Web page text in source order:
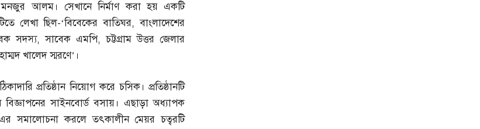
আলম। সেখানে নির্মাণ করা হয় একটি
লেখা ছিল-‘বিবেকের বাতিঘর,বাংলাদেশের
সদস্য,সাবেক এমপি,চট্টগ্রাম উত্তর জেলার
খালেদ স্মরণে’।
প্রতিষ্ঠান নিয়োগ করে চসিক। প্রতিষ্ঠানটি
বিজ্ঞাপনের সাইনবোর্ড বসায়। এছাড়া অধ্যাপক
সমালোচনা করলে তৎকালীন মেয়র চত্বরটি